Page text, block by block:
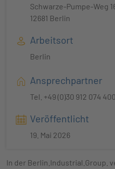
Schwarze-Pumpe-Weg
12681 Berlin
Arbeitsort
Berlin
Ansprechpartner
Tel. +49 (0)30 912 074 400
Veröffentlicht
19. Mai 2026
In der Berlin.Industrial.Group.